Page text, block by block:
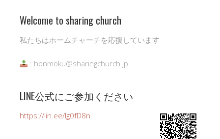
Welcome to sharing church
私たちはホームチャーチを応援しています
: honmoku@sharingchurch.jp
LINE公式にご参加ください
https://lin.ee/Ig0fD8n